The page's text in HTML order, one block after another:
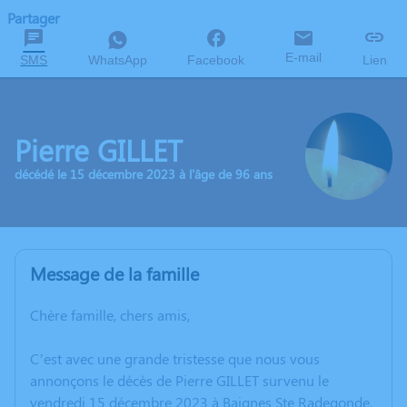
Partager
SMS WhatsApp Facebook E-mail Lien
Pierre GILLET
décédé le 15 décembre 2023 à l'âge de 96 ans
Message de la famille
Chère famille, chers amis,
C’est avec une grande tristesse que nous vous
annonçons le décès de Pierre GILLET survenu le
vendredi 15 décembre 2023 à Baignes Ste Radegonde.